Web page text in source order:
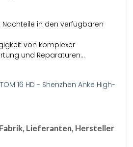
Nachteile in den verfügbaren
von komplexer
und Reparaturen…
Lieferanten, Hersteller